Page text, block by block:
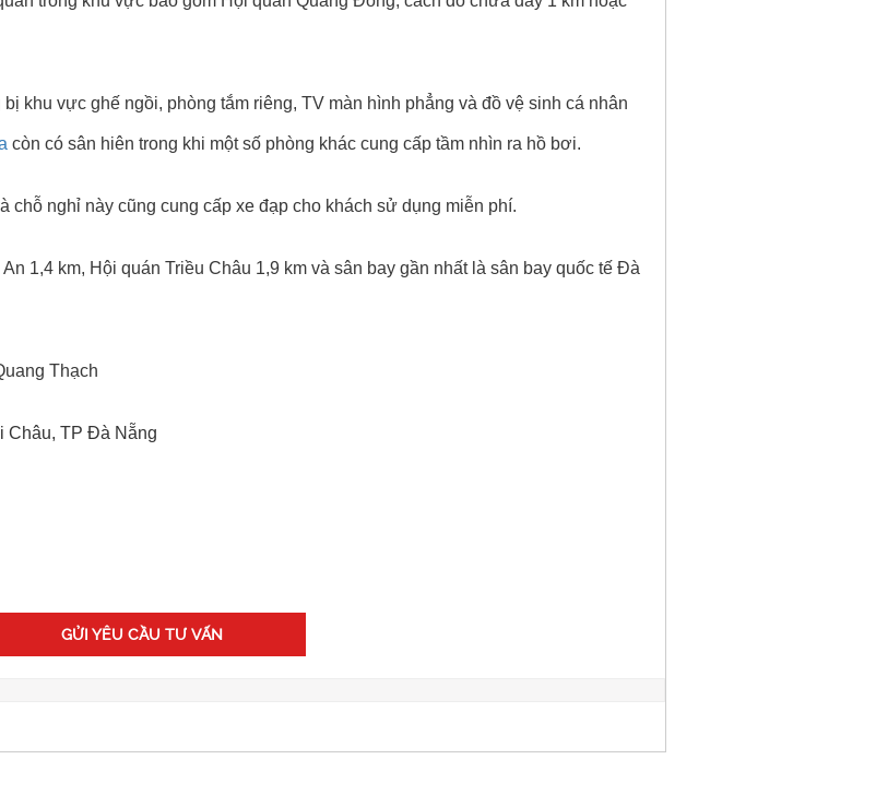
khu vực ghế ngồi, phòng tắm riêng, TV màn hình phẳng và đồ vệ sinh cá nhân
còn có sân hiên trong khi một số phòng khác cung cấp tầm nhìn ra hồ bơi.
chỗ nghỉ này cũng cung cấp xe đạp cho khách sử dụng miễn phí.
1,4 km, Hội quán Triều Châu 1,9 km và sân bay gần nhất là sân bay quốc tế Đà
Thạch
Châu, TP Đà Nẵng
GỬI YÊU CẦU TƯ VẤN